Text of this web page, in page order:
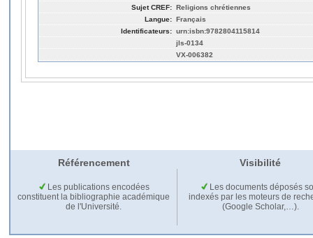
Sujet CREF: Religions chrétiennes
Langue: Français
Identificateurs: urn:isbn:9782804115814
jls-0134
VX-006382
Référencement Visibilité
Les publications encodées
constituent la bibliographie académique
de l'Université.
Les documents déposés
indexés par les moteurs de
(Google Scholar,…).